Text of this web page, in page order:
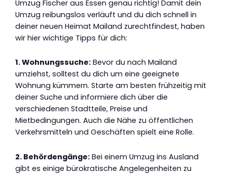
Umzug Fischer aus Essen genau richtig! Damit dein
Umzug reibungslos verläuft und du dich schnell in
deiner neuen Heimat Mailand zurechtfindest, haben
wir hier wichtige Tipps für dich:
1. Wohnungssuche: Bevor du nach Mailand
umziehst, solltest du dich um eine geeignete
Wohnung kümmern. Starte am besten frühzeitig mit
deiner Suche und informiere dich über die
verschiedenen Stadtteile, Preise und
Mietbedingungen. Auch die Nähe zu öffentlichen
Verkehrsmitteln und Geschäften spielt eine Rolle.
2. Behördengänge: Bei einem Umzug ins Ausland
gibt es einige bürokratische Angelegenheiten zu